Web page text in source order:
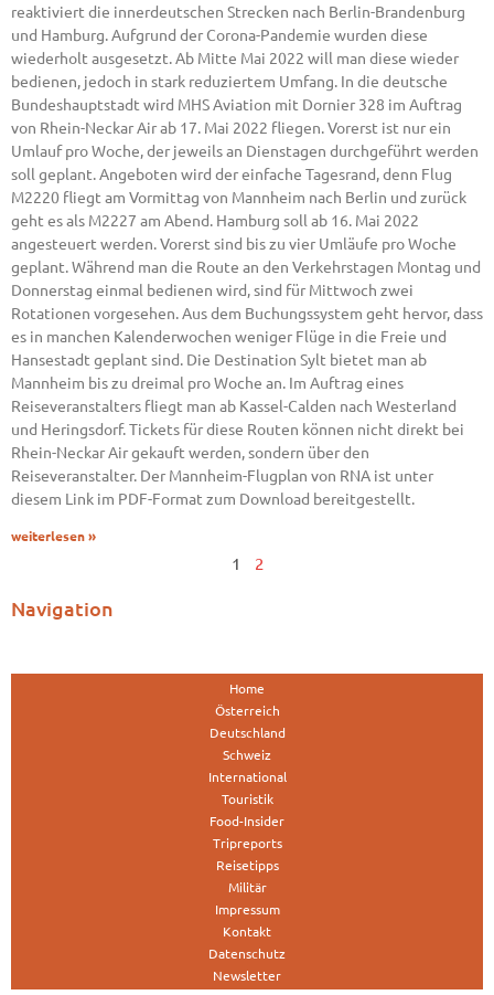
reaktiviert die innerdeutschen Strecken nach Berlin-Brandenburg
und Hamburg. Aufgrund der Corona-Pandemie wurden diese
wiederholt ausgesetzt. Ab Mitte Mai 2022 will man diese wieder
bedienen, jedoch in stark reduziertem Umfang. In die deutsche
Bundeshauptstadt wird MHS Aviation mit Dornier 328 im Auftrag
von Rhein-Neckar Air ab 17. Mai 2022 fliegen. Vorerst ist nur ein
Umlauf pro Woche, der jeweils an Dienstagen durchgeführt werden
soll geplant. Angeboten wird der einfache Tagesrand, denn Flug
M2220 fliegt am Vormittag von Mannheim nach Berlin und zurück
geht es als M2227 am Abend. Hamburg soll ab 16. Mai 2022
angesteuert werden. Vorerst sind bis zu vier Umläufe pro Woche
geplant. Während man die Route an den Verkehrstagen Montag und
Donnerstag einmal bedienen wird, sind für Mittwoch zwei
Rotationen vorgesehen. Aus dem Buchungssystem geht hervor, dass
es in manchen Kalenderwochen weniger Flüge in die Freie und
Hansestadt geplant sind. Die Destination Sylt bietet man ab
Mannheim bis zu dreimal pro Woche an. Im Auftrag eines
Reiseveranstalters fliegt man ab Kassel-Calden nach Westerland
und Heringsdorf. Tickets für diese Routen können nicht direkt bei
Rhein-Neckar Air gekauft werden, sondern über den
Reiseveranstalter. Der Mannheim-Flugplan von RNA ist unter
diesem Link im PDF-Format zum Download bereitgestellt.
weiterlesen »
1 2
Navigation
Home
Österreich
Deutschland
Schweiz
International
Touristik
Food-Insider
Tripreports
Reisetipps
Militär
Impressum
Kontakt
Datenschutz
Newsletter